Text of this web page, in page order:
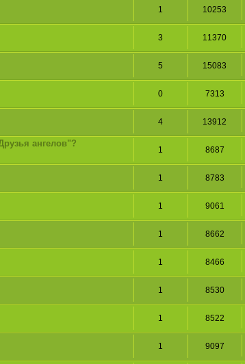
1 10253
3 11370
5 15083
0 7313
4 13912
ангелов"?
1 8687
1 8783
1 9061
1 8662
1 8466
1 8530
1 8522
1 9097